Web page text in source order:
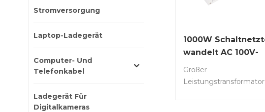
1000W
wandelt AC 100V-
240V in DC 24V
um
Großer
Stromversorgung
Laptop-Ladegerät
Computer- Und
Telefonkabel
Ladegerät Für
Digitalkameras